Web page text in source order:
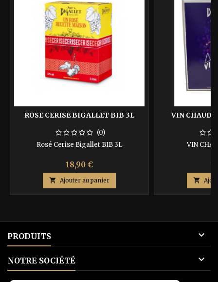
ROSE CERISE BIGALLET BIB 3L
(0)
Rosé Cerise Bigallet BIB 3L
18,90 €
 Ajouter au panier
VIN CHAUD
VIN

PRODUITS 
NOTRE SOCIÉTÉ 